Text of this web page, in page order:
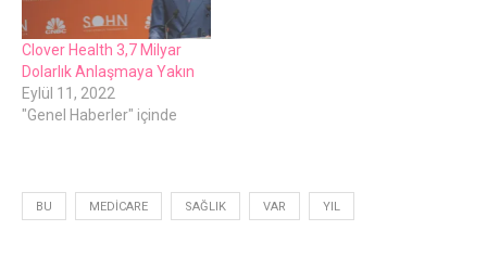
Clover Health 3,7 Milyar
Dolarlık Anlaşmaya Yakın
Eylül 11, 2022
"Genel Haberler" içinde
BU MEDICARE SAĞLIK VAR YIL